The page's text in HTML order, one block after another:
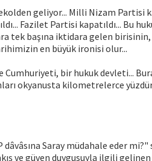
geliyor... Milli Nizam Partisi
Fazilet Partisi kapatıldı... Bu
tek başına iktidara gelen birisinin,
en büyük ironisi olur...
bir hukuk devleti...
okyanusta kilometrelerce
dâvâsına Saray müdahale eder
ve güven duygusuyla ilgili